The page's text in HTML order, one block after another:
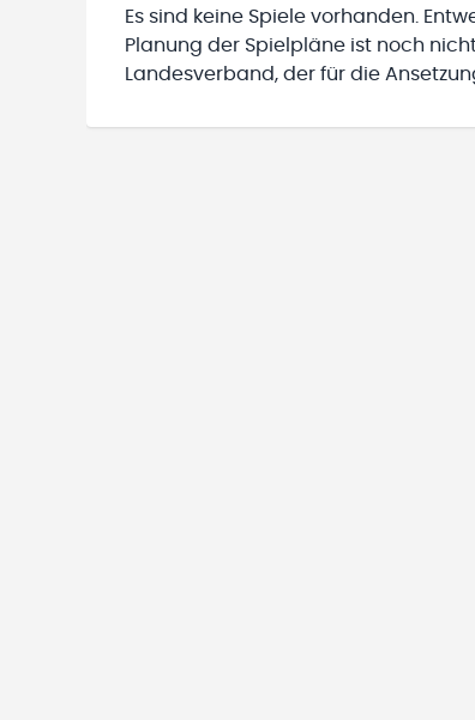
Es sind keine Spiele vorhanden.
Planung der Spielpläne ist noch
Landesverband, der für die